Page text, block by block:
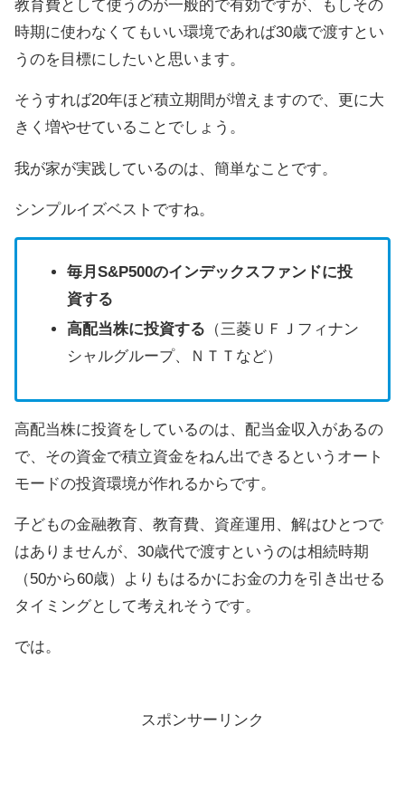
教育費として使うのが一般的で有効ですが、もしその
時期に使わなくてもいい環境であれば30歳で渡すとい
うのを目標にしたいと思います。
そうすれば20年ほど積立期間が増えますので、更に大
きく増やせていることでしょう。
我が家が実践しているのは、簡単なことです。
シンプルイズベストですね。
毎月S&P500のインデックスファンドに投
資する
高配当株に投資する （三菱ＵＦＪフィナン
シャルグループ、ＮＴＴなど）
高配当株に投資をしているのは、配当金収入があるの
で、その資金で積立資金をねん出できるというオート
モードの投資環境が作れるからです。
子どもの金融教育、教育費、資産運用、解はひとつで
はありませんが、30歳代で渡すというのは相続時期
（50から60歳）よりもはるかにお金の力を引き出せる
タイミングとして考えれそうです。
では。
スポンサーリンク